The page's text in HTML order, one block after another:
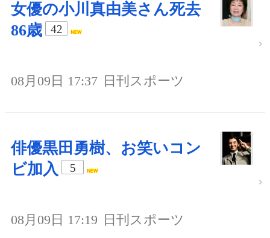
女優の小川真由美さん死去
86歳
42
08月09日 17:37 日刊スポーツ
俳優黒田勇樹、お笑いコン
ビ加入
5
08月09日 17:19 日刊スポーツ